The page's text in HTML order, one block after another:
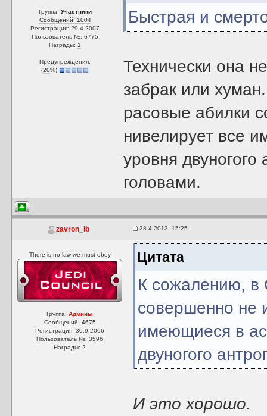
Группа: Участники
Сообщений: 1004
Регистрация: 29.4.2007
Пользователь №: 6775
Награды: 1
Предупреждения:
(20%)
Быстрая и
Технически она
забрак или
расовые абилки
нивелирует все
уровня
головами.
zavron_lb 28.4.2013, 15:25
There is no law we must obey
Группа:Админы
Сообщений: 4675
Регистрация: 30.9.2006
Пользователь №: 3596
Награды:2
Цитата
К сожалению, в
совершенно не
имеющиеся в
двуногого
И это хорошо.